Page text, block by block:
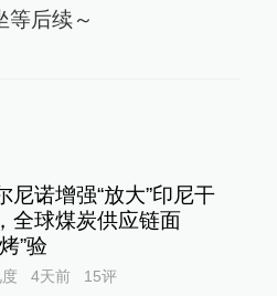
等后续～
尼诺增强“放大”印尼干
全球煤炭供应链面
”验
4天前 15评